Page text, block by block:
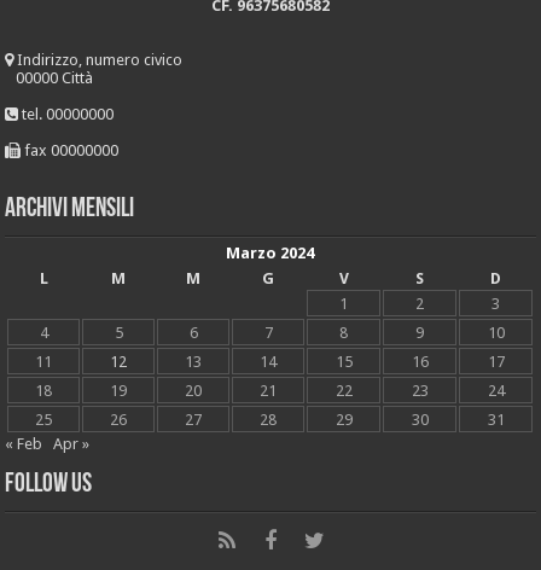
CF. 96375680582
Indirizzo, numero civico
00000 Città
tel. 00000000
fax 00000000
Archivi mensili
Marzo 2024
L
M M G V S
D
1
2
3
4
5 6 7 8 9
10
11
12 13 14 15 16
17
18
19 20 21 22 23
24
25
26 27 28 29 30
31
« Feb
Apr »
Follow Us